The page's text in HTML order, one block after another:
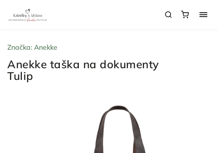
Anekke taška na dokumenty
Tulip
Značka: Anekke